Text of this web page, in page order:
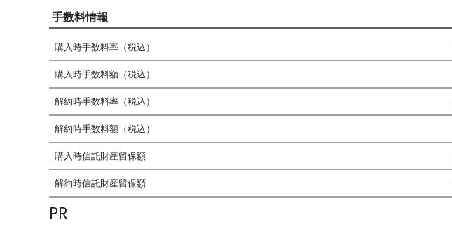
手数料情報
購入時手数料率（税込）
購入時手数料額（税込）
解約時手数料率（税込）
解約時手数料額（税込）
購入時信託財産留保額
解約時信託財産留保額
PR